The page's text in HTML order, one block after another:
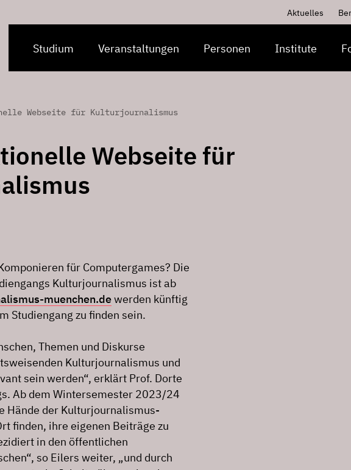
Aktuelles
Studium Veranstaltungen Personen Institute
Webseite für Kulturjournalismus
Webseite für
für Computergames? Die
Kulturjournalismus ist ab
muenchen.dewerden künftig
Studiengang zu finden sein.
Themen und Diskurse
Kulturjournalismus und
sein werden“, erklärt Prof. Dorte
Ab dem Wintersemester 2023/24
Hände der Kulturjournalismus-
finden, ihre eigenen Beiträge zu
in den öffentlichen
so Eilers weiter, „und durch